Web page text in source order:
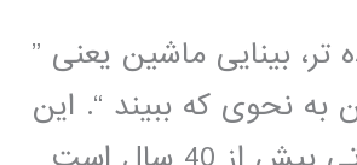
تر، بینایی ماشین یعنی ”
نحوی که ببیند “. این